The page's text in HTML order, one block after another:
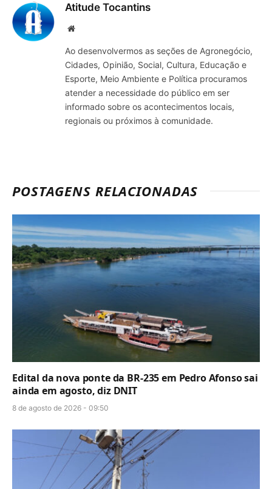
Atitude Tocantins
Site
Ao desenvolvermos as seções de Agronegócio,
Cidades, Opinião, Social, Cultura, Educação e
Esporte, Meio Ambiente e Política procuramos
atender a necessidade do público em ser
informado sobre os acontecimentos locais,
regionais ou próximos à comunidade.
POSTAGENS RELACIONADAS
Edital da nova ponte da BR-235 em Pedro Afonso sai
ainda em agosto, diz DNIT
8 de agosto de 2026 - 09:50